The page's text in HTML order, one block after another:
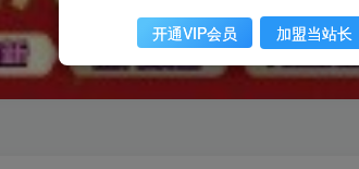
开通VIP会员 加盟当站长